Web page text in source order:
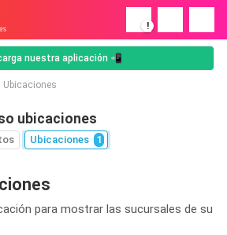
!
nuestra aplicación 📲
Ubicaciones
ubicaciones
Ubicaciones 1
para mostrar las sucursales de su